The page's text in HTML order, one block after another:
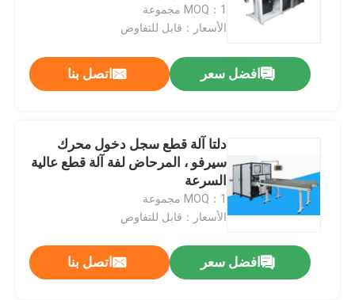
MOQ：1 مجموعة
الأسعار：قابل للتفاوض
افضل سعر اتصل بنا
دلتا آلة قطع سجل دخول محرك
سيرفو ، المرحاض لفة آلة قطع عالية
السرعة
MOQ：1 مجموعة
الأسعار：قابل للتفاوض
افضل سعر اتصل بنا